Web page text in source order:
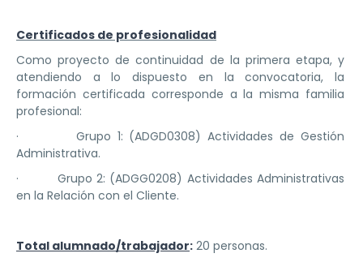
Certificados de profesionalidad
Como proyecto de continuidad de la primera etapa, y
atendiendo a lo dispuesto en la convocatoria, la
formación certificada corresponde a la misma familia
profesional:
· Grupo 1: (ADGD0308) Actividades de Gestión
Administrativa.
· Grupo 2: (ADGG0208) Actividades Administrativas
en la Relación con el Cliente.
Total alumnado/trabajador: 20 personas.